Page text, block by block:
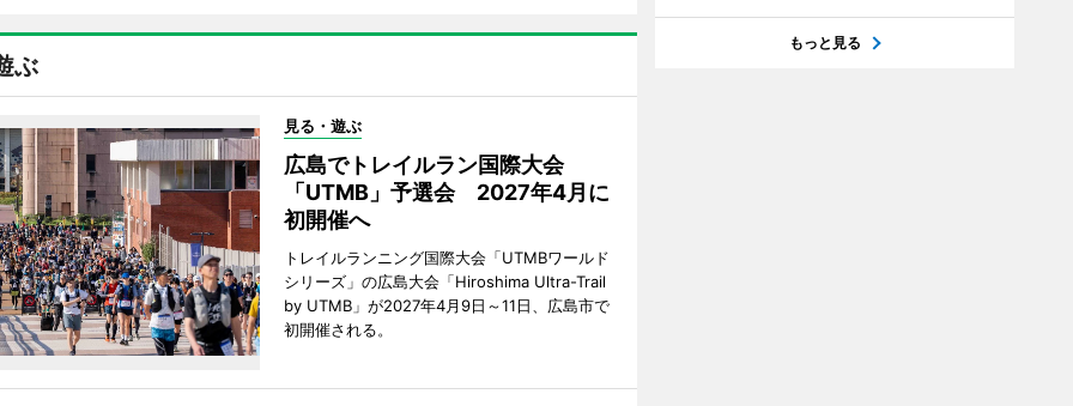
ぶ
見る・遊ぶ
広島でトレイルラン国際大会
「UTMB」予選会 2027年4月に
初開催へ
トレイルランニング国際大会「UTMBワールド
シリーズ」の広島大会「Hiroshima Ultra-Trail
by UTMB」が2027年4月9日～11日、広島市で
初開催される。
もっと見る